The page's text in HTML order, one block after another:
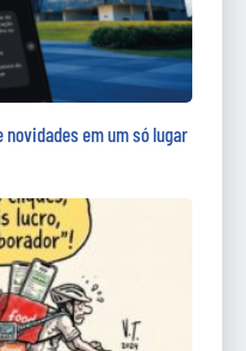
em um só lugar